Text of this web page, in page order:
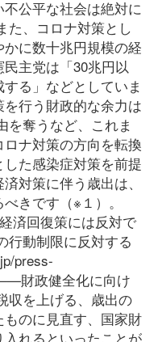
公平な社会は絶対に
た、コロナ対策とし
に数十兆円規模の経
主党は「30兆円以
る」などとしていま
行う財政的な余力は
を奪うなど、これま
ナ対策の方向を転換
た感染症対策を前提
対策に伴う歳出は、
きです（※１）。
済回復策には反対で
行動制限に反対する
press-
財政健全化に向け
収を上げる、歳出の
のに見直す、国家財
れるといったことが